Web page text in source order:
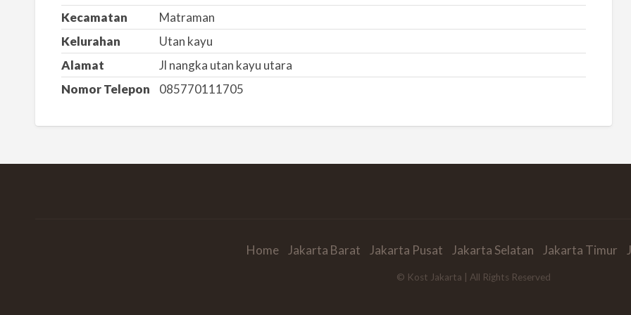
Kecamatan
Matraman
Kelurahan
Utan kayu
Alamat
Jl nangka utan kayu utara
Nomor Telepon
085770111705
Home Jakarta Barat Jakarta Pusat Jakarta Selatan Jakarta Timur
© Kost Jakarta | All Rights Reserved